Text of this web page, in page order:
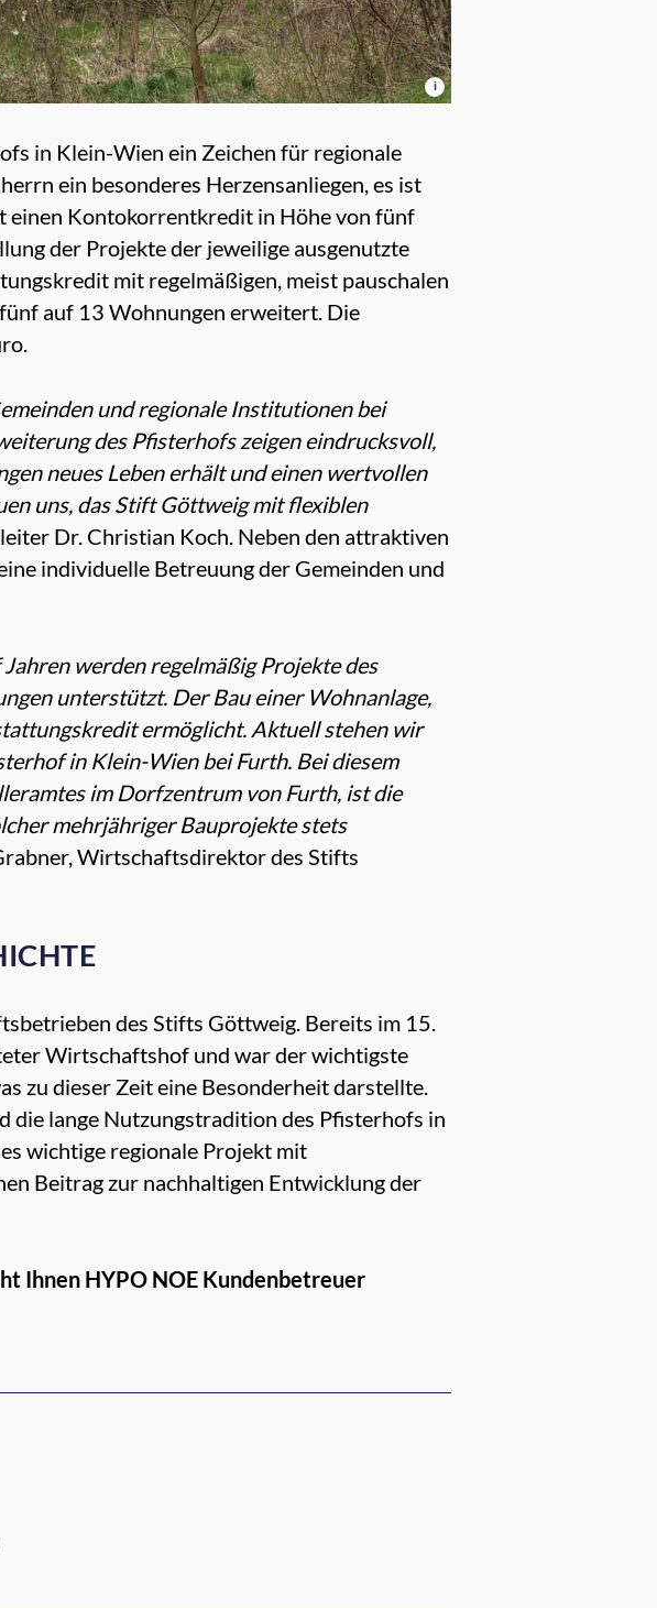
i
in Klein-Wien ein Zeichen für regionale
ein besonderes Herzensanliegen, es ist
einen Kontokorrentkredit in Höhe von fünf
der Projekte der jeweilige ausgenutzte
mit regelmäßigen, meist pauschalen
auf 13 Wohnungen erweitert. Die
und regionale Institutionen bei
des Pfisterhofs zeigen eindrucksvoll,
neues Leben erhält und einen wertvollen
uns, das Stift Göttweig mit flexiblen
Dr. Christian Koch. Neben den attraktiven
individuelle Betreuung der Gemeinden und
werden regelmäßig Projekte des
unterstützt. Der Bau einer Wohnanlage,
ermöglicht. Aktuell stehen wir
in Klein-Wien bei Furth. Bei diesem
im Dorfzentrum von Furth, ist die
mehrjähriger Bauprojekte stets
Wirtschaftsdirektor des Stifts
des Stifts Göttweig. Bereits im 15.
Wirtschaftshof und war der wichtigste
zu dieser Zeit eine Besonderheit darstellte.
die lange Nutzungstradition des Pfisterhofs in
wichtige regionale Projekt mit
Beitrag zur nachhaltigen Entwicklung der
Ihnen HYPO NOE Kundenbetreuer